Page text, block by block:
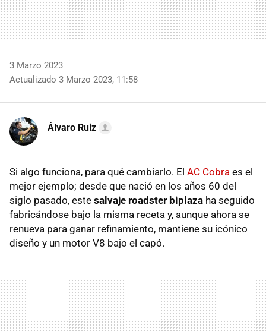
3 Marzo 2023
Actualizado 3 Marzo 2023, 11:58
Álvaro Ruiz
Si algo funciona, para qué cambiarlo. El AC Cobra es el
mejor ejemplo; desde que nació en los años 60 del
siglo pasado, este salvaje roadster biplaza ha seguido
fabricándose bajo la misma receta y, aunque ahora se
renueva para ganar refinamiento, mantiene su icónico
diseño y un motor V8 bajo el capó.